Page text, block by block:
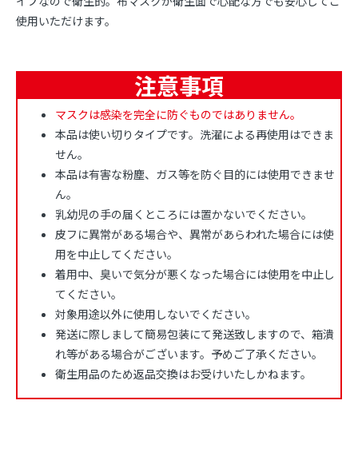
使用いただけます。
注意事項
マスクは感染を完全に防ぐものではありません。
本品は使い切りタイプです。洗濯による再使用はできま
せん。
本品は有害な粉塵、ガス等を防ぐ目的には使用できませ
ん。
乳幼児の手の届くところには置かないでください。
皮フに異常がある場合や、異常があらわれた場合には使
用を中止してください。
着用中、臭いで気分が悪くなった場合には使用を中止し
てください。
対象用途以外に使用しないでください。
発送に際しまして簡易包装にて発送致しますので、箱潰
れ等がある場合がございます。予めご了承ください。
衛生用品のため返品交換はお受けいたしかねます。